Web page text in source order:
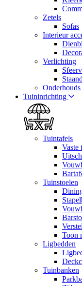
Zetels
Sofas
Interieur
Verlichting
Tuininrichting
Tuintafels
Vaste
Tuinstoelen
Toon
Ligbedden
Tuinbanken